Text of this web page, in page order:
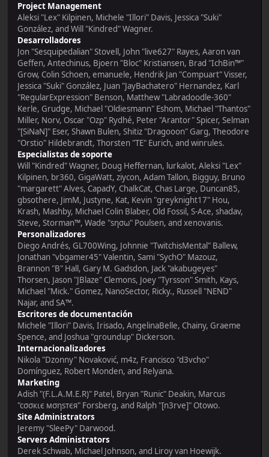
Project Management
Aleksi "Lex" Kilpinen, Michele "Illori" Davis, Jessica "Suki"
González, and Will "Kindred" Wagner.
Desarrolladores
Jon "Sesquipedalian" Stovell, John "live627" Rayes, Aaron van
Geffen, Antechinus, Bjoern "Bloc" Kristiansen, Brad "IchBin™"
Grow, Colin Schoen, emanuele, Hendrik Jan "Compuart" Visser,
Jessica "Suki" González, Juan "JayBachatero" Hernandez, Karl
"RegularExpression" Benson, Matthew "Labradoodle-360"
Kerle, Grudge, Michael "Oldiesmann" Eshom, Michael "Thantos"
Miller, Norv, Oscar "Ozp" Rydhé, Peter "Arantor" Spicer, Selman
"[SiNaN]" Eser, Shawn Bulen, Shitiz "Dragooon" Garg, Theodore
"Orstio" Hildebrandt, Thorsten "TE" Eurich, and winrules.
Especialistas de soporte
Will "Kindred" Wagner, Doug Heffernan, lurkalot, Aleksi "Lex"
Kilpinen, br360, GigaWatt, ziycon, Adam Tallon, Bigguy, Bruno
"margarett" Alves, CapadY, ChalkCat, Chas Large, Duncan85,
gbsothere, JimM, Justyne, Kat, Kevin "greyknight17" Hou,
Krash, Mashby, Michael Colin Blaber, Old Fossil, S-Ace, shadav,
Steve, Storman™, Wade "sησω" Poulsen, and xenovanis.
Personalizadores
Diego Andrés, GL700Wing, Johnnie "TwitchisMental" Ballew,
Jonathan "vbgamer45" Valentin, Sami "SychO" Mazouz,
Brannon "B" Hall, Gary M. Gadsdon, Jack "akabugeyes"
Thorsen, Jason "JBlaze" Clemons, Joey "Tyrsson" Smith, Kays,
Michael "Mick." Gomez, NanoSector, Ricky., Russell "NEND"
Najar, and SA™.
Escritores de documentación
Michele "Illori" Davis, Irisado, AngelinaBelle, Chainy, Graeme
Spence, and Joshua "groundup" Dickerson.
Internacionalizadores
Nikola "Dzonny" Novaković, m4z, Francisco "d3vcho"
Domínguez, Robert Monden, and Relyana.
Marketing
Adish "(F.L.A.M.E.R)" Patel, Bryan "Runic" Deakin, Marcus
"cσσкιє мσηѕтєя" Forsberg, and Ralph "[n3rve]" Otowo.
Site Administrators
Jeremy "SleePy" Darwood.
Servers Administrators
Derek Schwab, Michael Johnson, and Liroy van Hoewijk.